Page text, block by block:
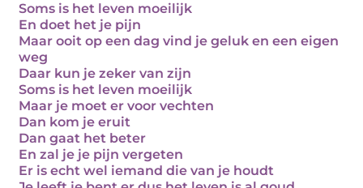
Soms is het leven moeilijk
En doet het je pijn
Maar ooit op een dag vind je geluk en een eigen
weg
Daar kun je zeker van zijn
Soms is het leven moeilijk
Maar je moet er voor vechten
Dan kom je eruit
Dan gaat het beter
En zal je je pijn vergeten
Er is echt wel iemand die van je houdt